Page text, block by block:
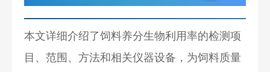
本文详细介绍了饲料养分生物利用率的检测项
目、范围、方法和相关仪器设备，为饲料质量